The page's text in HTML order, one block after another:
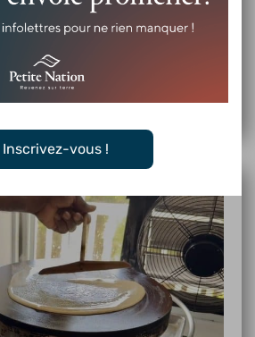
Inscrivez-vous !
Découvrez